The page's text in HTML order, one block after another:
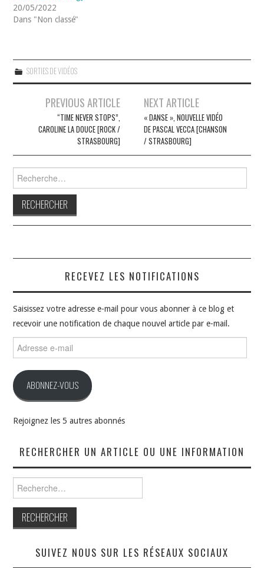
20/05/2022
Dans "Non classé"
SORTIES DE VIDÉOS
Navigation
articles
PREVIOUS ARTICLE
“TIME NEVER STOPS”,
CAROLINE LA DOUCE [ROCK /
STRASBOURG]
NEXT ARTICLE
« DANSE », NOUVELLE VIDÉO
DE PASCAL VECCA [CHANSON
/ STRASBOURG]
RECEVEZ LES NOTIFICATIONS
Saisissez votre adresse e-mail pour vous abonner à ce blog et
recevoir une notification de chaque nouvel article par e-mail.
e-
ABONNEZ-VOUS
Rejoignez les 5 autres abonnés
RECHERCHER UN ARTICLE OU UNE INFORMATION
SUIVEZ NOUS SUR LES RÉSEAUX SOCIAUX